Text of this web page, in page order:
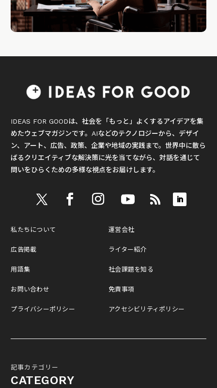
IDEAS FOR GOODは、社会を「もっと」よくするアイデアを集
めたウェブマガジンです。AIなどのテクノロジーから、デザイ
ン、アート、広告、政策、企業や地域の実践まで。世界中に散ら
ばるクリエイティブな解決策に光を当てながら、対話を通じて
問いをひらくための多様な視点をお届けします。
私たちについて
広告掲載
用語集
お問い合わせ
プライバシーポリシー
運営会社
ライター紹介
社会課題を知る
免責事項
アクセシビリティポリシー
記事カテゴリー
CATEGORY